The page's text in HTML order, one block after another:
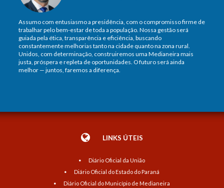
Assumo com entusiasmo a presidência, com o compromisso firme de
trabalhar pelo bem-estar de toda a população. Nossa gestão será
guiada pela ética, transparência e eficiência, buscando
constantemente melhorias tanto na cidade quanto na zona rural.
Unidos, com determinação, construiremos uma Medianeira mais
justa, próspera e repleta de oportunidades. O futuro será ainda
melhor — juntos, faremos a diferença.
LINKS ÚTEIS
Diário Oficial da União
Diário Oficial do Estado do Paraná
Diário Oficial do Município de Medianeira